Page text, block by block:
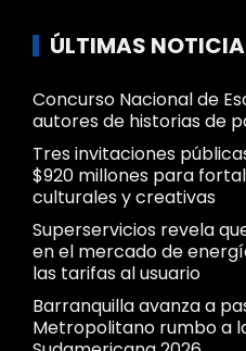
ÚLTIMAS
Concurso Nacional de
autores de historias de
Tres invitaciones
$920 millones para
culturales y creativas
Superservicios revela
en el mercado de
las tarifas al usuario
Barranquilla avanza a
Metropolitano rumbo a